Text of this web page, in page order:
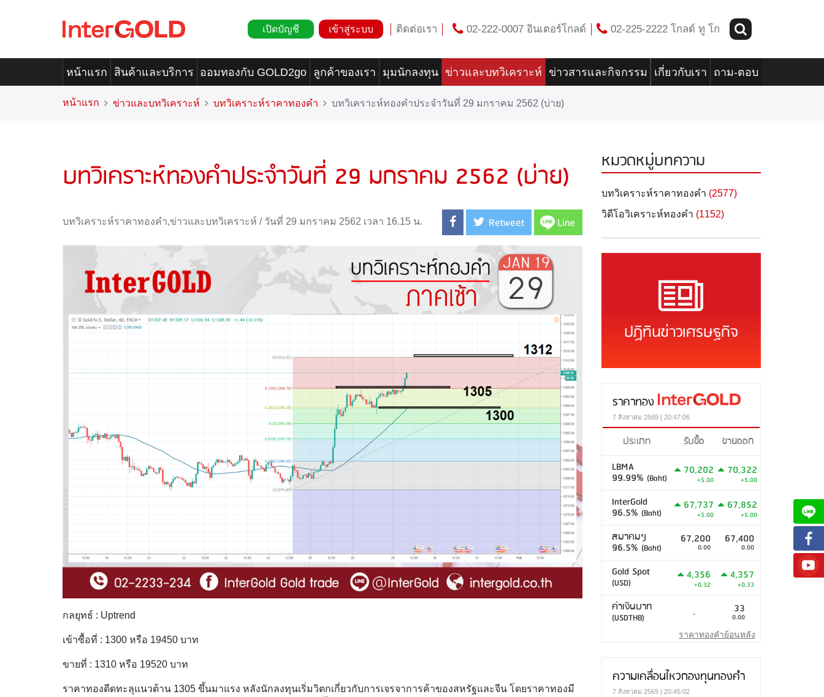
เปิดบัญชี เข้าสู่ระบบ ติดต่อเรา 02-222-0007 อินเตอร์โกลด์ 02-225-2222 โกลด์ ทู โก
หน้าแรก สินค้าและบริการ ออมทองกับ GOLD2go ลูกค้าของเรา มุมนักลงทุน ข่าวและบทวิเคราะห์ ข่าวสารและกิจกรรม เกี่ยวกับเรา ถาม-ตอบ
หน้าแรก ข่าวและบทวิเคราะห์ บทวิเคราะห์ราคาทองคำ บทวิเคราะห์ทองคำประจำวันที่ 29 มกราคม 2562 (บ่าย)
บทวิเคราะห์ทองคำประจำวันที่ 29 มกราคม 2562 (บ่าย)
บทวิเคราะห์ราคาทองคำ,ข่าวและบทวิเคราะห์ / วันที่ 29 มกราคม 2562 เวลา 16.15 น. Retweet Line
กลยุทธ์ : Uptrend
เข้าซื้อที่ : 1300 หรือ 19450 บาท
ขายที่ : 1310 หรือ 19520 บาท
ราคาทองดีดทะลุแนวต้าน 1305 ขึ้นมาแรง หลังนักลงทุนเริ่มวิตกเกี่ยวกับการเจรจาการค้าของสหรัฐและจีน โดยราคาทองมี
หมวดหมู่บทความ
บทวิเคราะห์ราคาทองคำ (2577)
วิดีโอวิเคราะห์ทองคำ (1152)
ปฏิทินข่าวเศรษฐกิจ
ราคาทอง
7 สิงหาคม 2569 | 20:47:06
ประเภท รับซื้อ
ขายออก
LBMA
99.99% (Baht)
70,202
+5.00
70,322
+5.00
InterGold
96.5% (Baht)
67,737
+5.00
67,852
+5.00
สมาคมฯ
96.5% (Baht)
67,200
0.00
67,400
0.00
Gold Spot
(USD)
4,356
+0.32
4,357
+0.33
ค่าเงินบาท
(USDTHB) - 33
0.00
ราคาทองคำย้อนหลัง
ความเคลื่อนไหวกองทุนทองคำ
7 สิงหาคม 2569 | 20:45:02